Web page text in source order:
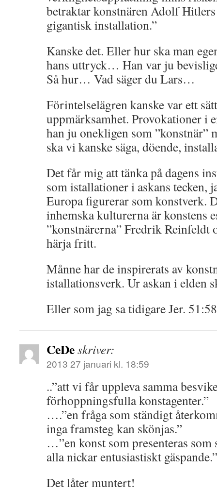
betraktar konstnären Adolf
gigantisk installation.”
Kanske det. Eller hur ska man
hans uttryck… Han var ju
Så hur… Vad säger du Lars…
Förintelselägren kanske var ett
uppmärksamhet. Provokationer i
han ju onekligen som ”konstnär”
ska vi kanske säga, döende,
Det får mig att tänka på dagens
som istallationer i askans tecken,
Europa figurerar som konstverk.
inhemska kulturerna är konstens
”konstnärerna” Fredrik Reinfeldt
härja fritt.
Månne har de inspirerats av
istallationsverk. Ur askan i elden
Eller som jag sa tidigare Jer. 51:58
CeDeskriver:
2013 27 januari kl. 18:59
..”att vi får uppleva samma
förhoppningsfulla konstagenter.”
….”en fråga som ständigt
inga framsteg kan skönjas.”
…”en konst som presenteras
alla nickar entusiastiskt gäspande.”
Det låter muntert!